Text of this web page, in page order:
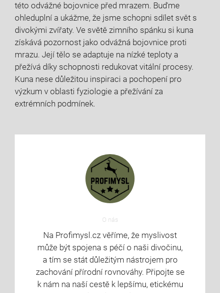
této odvážné bojovnice před mrazem. Buďme
ohleduplní a ukážme, že jsme schopni sdílet svět s
divokými zvířaty. Ve světě zimního spánku si kuna
získává pozornost jako odvážná bojovnice proti
mrazu. Její tělo se adaptuje na nízké teploty a
přežívá díky schopnosti redukovat vitální procesy.
Kuna nese důležitou inspiraci a pochopení pro
výzkum v oblasti fyziologie a přežívání za
extrémních podmínek.
O nás
Na Profimysl.cz věříme, že myslivost
může být spojena s péčí o naši divočinu,
a tím se stát důležitým nástrojem pro
zachování přírodní rovnováhy. Připojte se
k nám na naší cestě k lepšímu, etickému